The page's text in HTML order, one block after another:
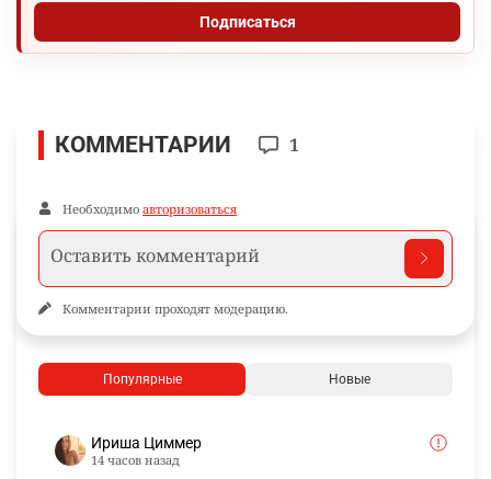
Подписаться
КОММЕНТАРИИ 1
Необходимо авторизоваться
Комментарии проходят модерацию.
Популярные Новые
Ириша Циммер
14 часов назад